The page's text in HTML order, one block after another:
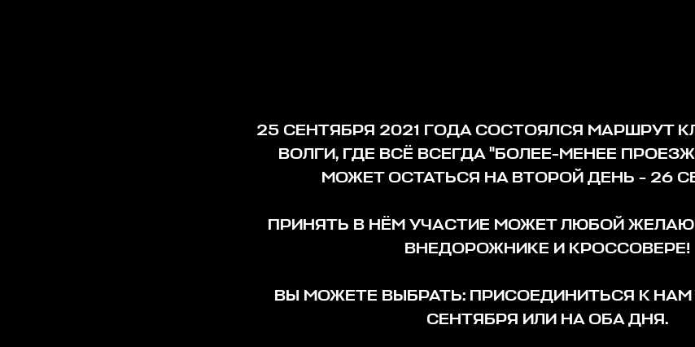
25 СЕНТЯБРЯ 2021 ГОДА СОСТОЯЛСЯ МАРШРУТ
ВОЛГИ, ГДЕ ВСЁ ВСЕГДА "БОЛЕЕ-МЕНЕЕ
МОЖЕТ ОСТАТЬСЯ НА ВТОРОЙ ДЕНЬ - 26
ПРИНЯТЬ В НЁМ УЧАСТИЕ МОЖЕТ ЛЮБОЙ
ВНЕДОРОЖНИКЕ И КРОССОВЕРЕ!
ВЫ МОЖЕТЕ ВЫБРАТЬ: ПРИСОЕДИНИТЬСЯ К НАМ
СЕНТЯБРЯ ИЛИ НА ОБА ДНЯ.